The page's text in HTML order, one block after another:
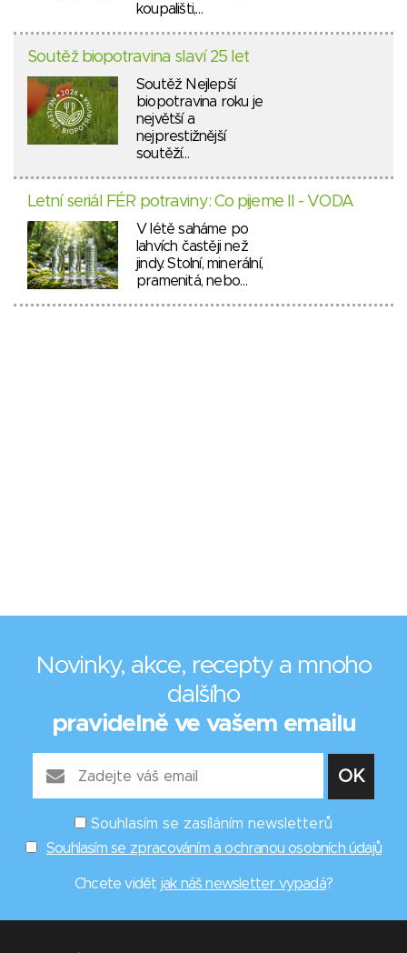
koupališti,…
Soutěž biopotravina slaví 25 let
Soutěž Nejlepší
biopotravina roku je
největší a
nejprestižnější
soutěží…
Letní seriál FÉR potraviny: Co pijeme II - VODA
V létě saháme po
lahvích častěji než
jindy. Stolní, minerální,
pramenitá, nebo…
Novinky, akce, recepty a mnoho
dalšího
pravidelně ve vašem emailu
Souhlasím se zasíláním newsletterů
Souhlasím se zpracováním a ochranou osobních údajů
Chcete vidět jak náš newsletter vypadá?